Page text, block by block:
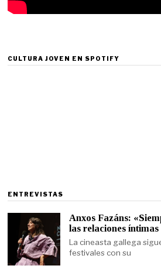
CULTURA JOVEN EN SPOTIFY
ENTREVISTAS
Anxos Fazáns:
las relaciones
La cineasta gallega
festivales con su